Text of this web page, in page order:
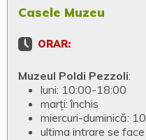
Casele Muzeu
ORAR:
Muzeul Poldi Pezzoli:
luni: 10:00-18:00
marți: închis
miercuri-duminică:
ultima intrare se